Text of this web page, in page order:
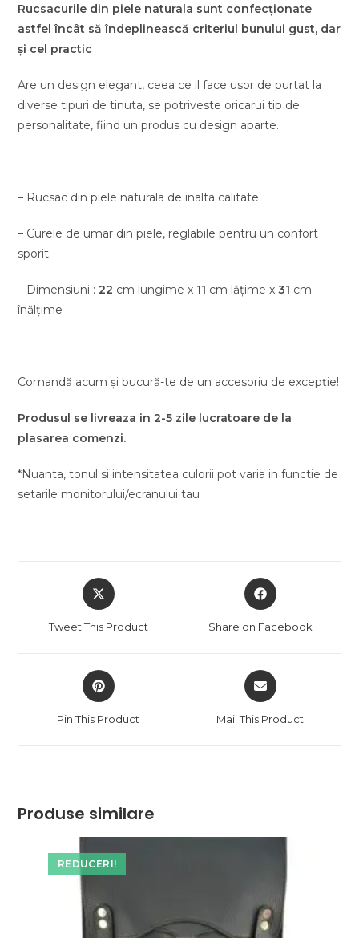
Rucsacurile din piele naturala sunt confecționate
astfel încât să îndeplinească criteriul bunului gust, dar
și cel practic
Are un design elegant, ceea ce il face usor de purtat la
diverse tipuri de tinuta, se potriveste oricarui tip de
personalitate, fiind un produs cu design aparte.
– Rucsac din piele naturala de inalta calitate
– Curele de umar din piele, reglabile pentru un confort
sporit
– Dimensiuni : 22 cm lungime x 11 cm lățime x 31 cm
înălțime
Comandă acum și bucură-te de un accesoriu de excepție!
Produsul se livreaza in 2-5 zile lucratoare de la
plasarea comenzi.
*Nuanta, tonul si intensitatea culorii pot varia in functie de
setarile monitorului/ecranului tau
Opens
in
new
Tweet This Product
Opens
in
new
Share on Facebook
Opens
in
new
Pin This Product
Opens
in
new
Mail This Product
Produse similare
REDUCERI!